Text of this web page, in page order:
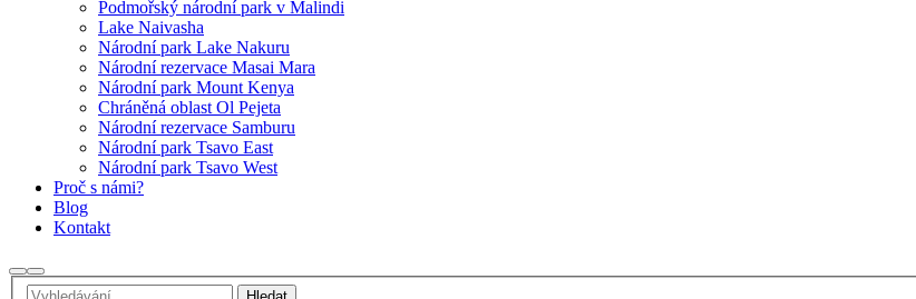
Podmořský národní park v Malindi
Lake Naivasha
Národní park Lake Nakuru
Národní rezervace Masai Mara
Národní park Mount Kenya
Chráněná oblast Ol Pejeta
Národní rezervace Samburu
Národní park Tsavo East
Národní park Tsavo West
Proč s námi?
Blog
Kontakt
Hledat
Hlavní
navigační